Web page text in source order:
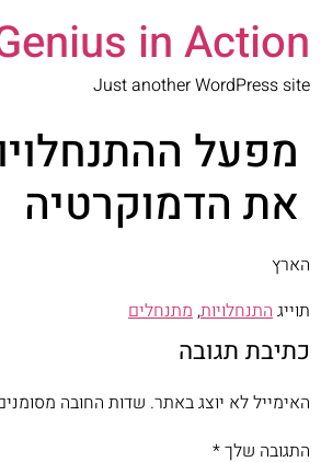
in Action
Just another WordPress site
מפעל
את הדמוקרטיה
הארץ
תוייגהתנחלויות,מתנחלים
כתיבת תגובה
האימייל לא יוצג באתר. שדות החובה
התגובה שלך*